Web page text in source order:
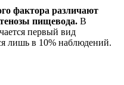
фактора различают
пищевода. В
первый вид
лишь в 10% наблюдений.